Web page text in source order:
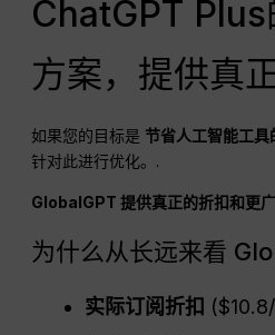
ChatGPT
方案，提供真
如果您的目标是 节省人工智能工具
针对此进行优化。.
GlobalGPT 提供真正的折扣和更
为什么从长远来看
实际订阅折扣